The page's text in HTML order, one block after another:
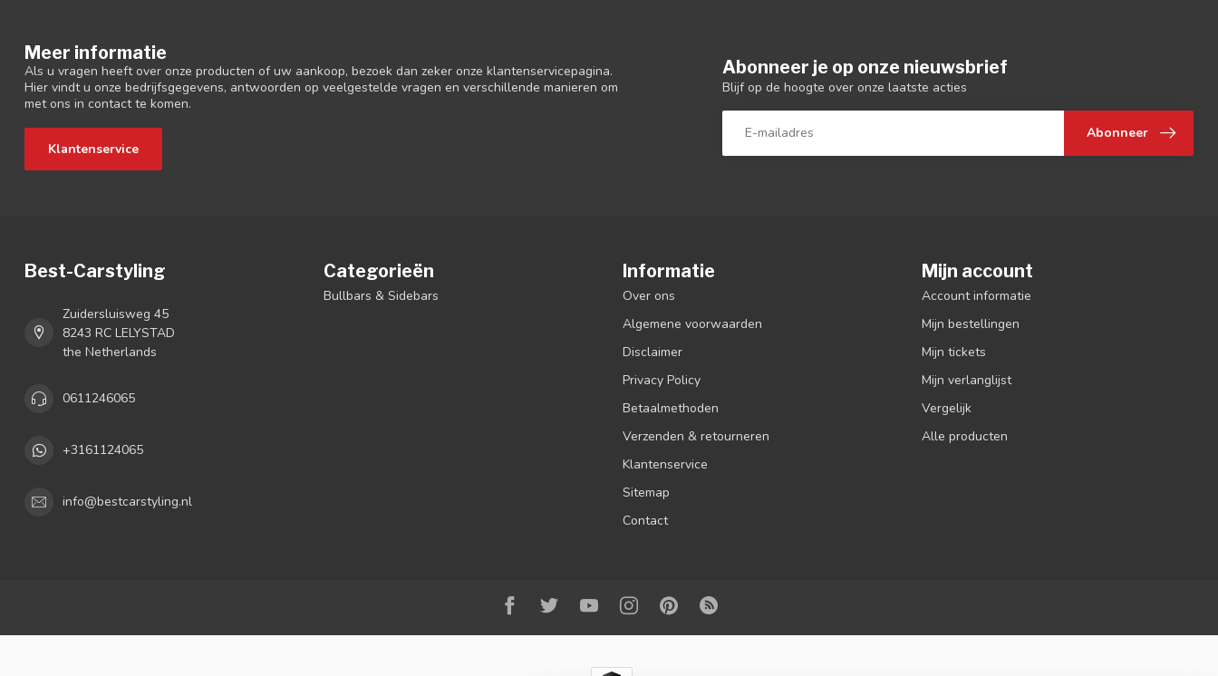
Meer informatie
Als u vragen heeft over onze producten of uw aankoop, bezoek dan zeker onze klantenservicepagina.
Hier vindt u onze bedrijfsgegevens, antwoorden op veelgestelde vragen en verschillende manieren om
met ons in contact te komen.
Klantenservice
Abonneer je op onze nieuwsbrief
Blijf op de hoogte over onze laatste acties
Abonneer
Best-Carstyling
Zuidersluisweg 45
8243 RC LELYSTAD
the Netherlands
0611246065
+3161124065
info@bestcarstyling.nl
Categorieën
Bullbars & Sidebars
Informatie
Over ons
Algemene voorwaarden
Disclaimer
Privacy Policy
Betaalmethoden
Verzenden & retourneren
Klantenservice
Sitemap
Contact
Mijn account
Account informatie
Mijn bestellingen
Mijn tickets
Mijn verlanglijst
Vergelijk
Alle producten